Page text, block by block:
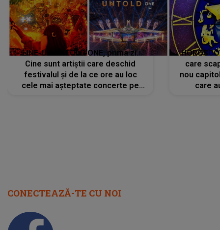
LINE-UP UNTOLD ONE, prima zi.
Cine sunt artiștii care deschid
festivalul și de la ce ore au loc
cele mai așteptate concerte pe
care
nou
care
CONECTEAZĂ-TE CU NOI